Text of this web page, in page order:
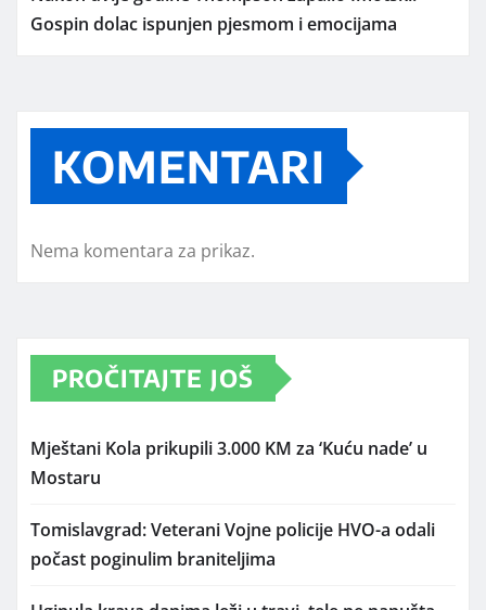
Gospin dolac ispunjen pjesmom i emocijama
KOMENTARI
Nema komentara za prikaz.
PROČITAJTE JOŠ
Mještani Kola prikupili 3.000 KM za ‘Kuću nade’ u
Mostaru
Tomislavgrad: Veterani Vojne policije HVO-a odali
počast poginulim braniteljima